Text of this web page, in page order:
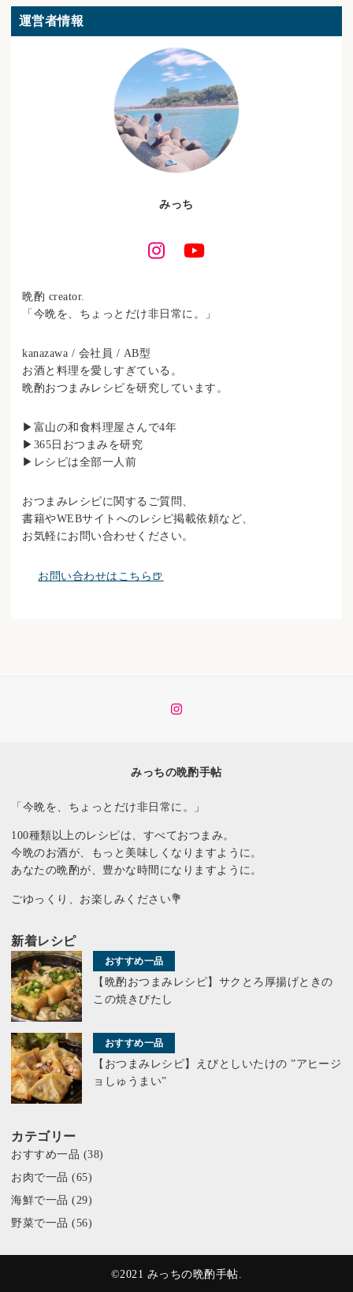
運営者情報
みっち
晩酌 creator.
「今晩を、ちょっとだけ非日常に。」
kanazawa / 会社員 / AB型
お酒と料理を愛しすぎている。
晩酌おつまみレシピを研究しています。
▶︎富山の和食料理屋さんで4年
▶︎365日おつまみを研究
▶︎レシピは全部一人前
おつまみレシピに関するご質問、
書籍やWEBサイトへのレシピ掲載依頼など、
お気軽にお問い合わせください。
お問い合わせはこちら🍺
イ
みっちの晩酌手帖
「今晩を、ちょっとだけ非日常に。」
100種類以上のレシピは、すべておつまみ。
今晩のお酒が、もっと美味しくなりますように。
あなたの晩酌が、豊かな時間になりますように。
ごゆっくり、お楽しみください💐
新着レシピ
おすすめ一品
【晩酌おつまみレシピ】サクとろ厚揚げときの
この焼きびたし
おすすめ一品
【おつまみレシピ】えびとしいたけの ”アヒージ
ョしゅうまい”
カテゴリー
おすすめ一品 (38)
お肉で一品 (65)
海鮮で一品 (29)
野菜で一品 (56)
©2021 みっちの晩酌手帖.